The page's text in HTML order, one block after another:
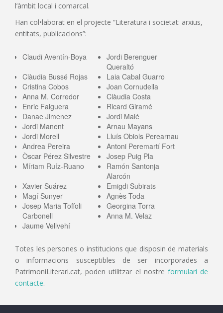
l’àmbit local i comarcal.
Han col•laborat en el projecte “Literatura i societat: arxius,
entitats, publicacions”:
Claudi Aventín-Boya
Jordi Berenguer
Queraltó
Clàudia Bussé Rojas
Laia Cabal Guarro
Cristina Cobos
Joan Cornudella
Anna M. Corredor
Clàudia Costa
Enric Falguera
Ricard Giramé
Danae Jimenez
Jordi Malé
Jordi Manent
Arnau Mayans
Jordi Morell
Lluís Obiols Perearnau
Andrea Pereira
Antoni Peremartí Fort
Òscar Pérez Silvestre
Josep Puig Pla
Míriam Ruíz-Ruano
Ramón Santonja
Alarcón
Xavier Suárez
Emigdi Subirats
Magí Sunyer
Agnès Toda
Josep Maria Toffoli
Carbonell
Georgina Torra
Anna M. Velaz
Jaume Vellvehí
Totes les persones o institucions que disposin de materials
o informacions susceptibles de ser incorporades a
PatrimoniLiterari.cat, poden utilitzar el nostre formulari de
contacte.